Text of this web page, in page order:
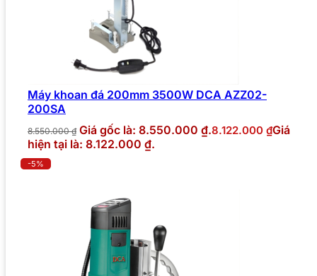
Máy khoan đá 200mm 3500W DCA AZZ02-
200SA
8.550.000₫ Giá gốc là: 8.550.000 ₫.8.122.000 ₫Giá
hiện tại là: 8.122.000 ₫.
-5%